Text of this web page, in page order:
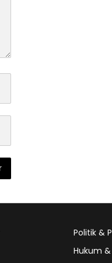
Politik &
Hukum